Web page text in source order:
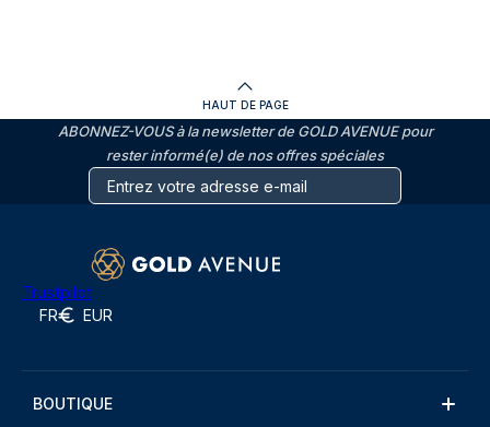
HAUT DE PAGE
ABONNEZ-VOUS à la newsletter de GOLD AVENUE pour
rester informé(e) de nos offres spéciales
Trustpilot
FR EUR
BOUTIQUE